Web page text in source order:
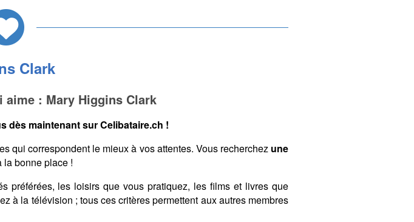
Clark
: Mary Higgins Clark
dès maintenant sur Celibataire.ch !
qui correspondent le mieux à vos attentes. Vous recherchez une
la bonne place !
préférées, les loisirs que vous pratiquez, les films et livres que
à la télévision ; tous ces critères permettent aux autres membres